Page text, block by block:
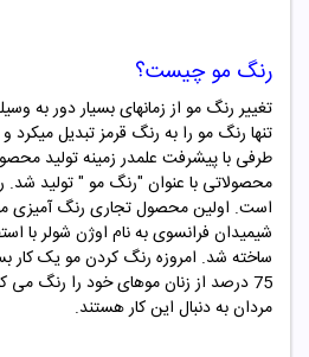
رنگ مو چیست؟
تغییر رنگ مو از زمانهای بسیار دور به
تنها رنگ مو را به رنگ قرمز تبدیل
طرفی با پیشرفت علمدر زمینه تولید
محصولاتی با عنوان "رنگ مو "تولید
شیمیدان فرانسوی به نام اوژن شولر با
ساخته شد. امروزه رنگ کردن مو یک کار
75 درصد از زنان موهای خود را رنگ
مردان به دنبال این کار هستند.